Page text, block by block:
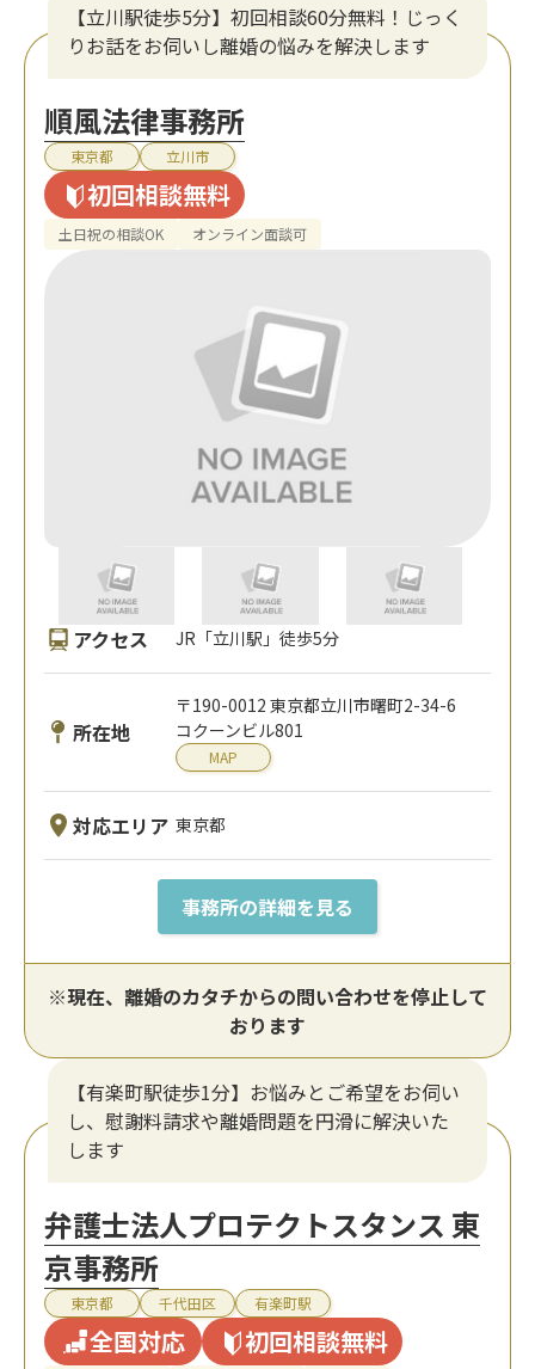
【立川駅徒歩5分】初回相談60分無料！じっく
りお話をお伺いし離婚の悩みを解決します
順風法律事務所
東京都 立川市
初回相談無料
土日祝の相談OK オンライン面談可
アクセス JR「立川駅」徒歩5分
所在地
〒190-0012 東京都立川市曙町2-34-6
コクーンビル801
MAP
対応エリア 東京都
事務所の詳細を見る
※現在、離婚のカタチからの問い合わせを停止して
おります
【有楽町駅徒歩1分】お悩みとご希望をお伺い
し、慰謝料請求や離婚問題を円滑に解決いた
します
弁護士法人プロテクトスタンス 東
京事務所
東京都 千代田区 有楽町駅
全国対応 初回相談無料